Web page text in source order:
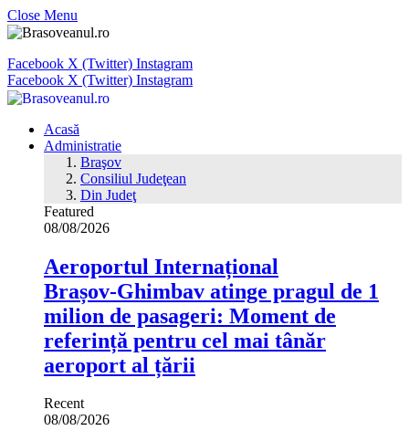
Close Menu
Facebook X (Twitter) Instagram
Facebook X (Twitter) Instagram
Acasă
Administratie
Braşov
Consiliul Judeţean
Din Judeţ
Featured
08/08/2026
Aeroportul Internațional
Brașov‑Ghimbav atinge pragul de 1
milion de pasageri: Moment de
referință pentru cel mai tânăr
aeroport al țării
Recent
08/08/2026